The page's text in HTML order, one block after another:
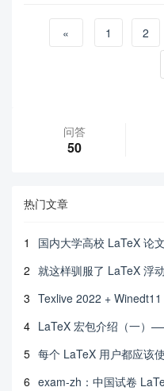
« 1 2
问答
50
热门文章
1
国内大学高校 LaTeX 论
2 就这样驯服了 LaTeX 浮
3 Texlive 2022 +
4 LaTeX 宏包介绍（一）
5 每个 LaTeX 用户都应该
6 exam-zh：中国试卷